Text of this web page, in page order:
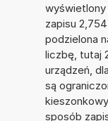
wyświetlony
zapisu
podzielona
liczbę, tutaj
urządzeń,
są
sposób